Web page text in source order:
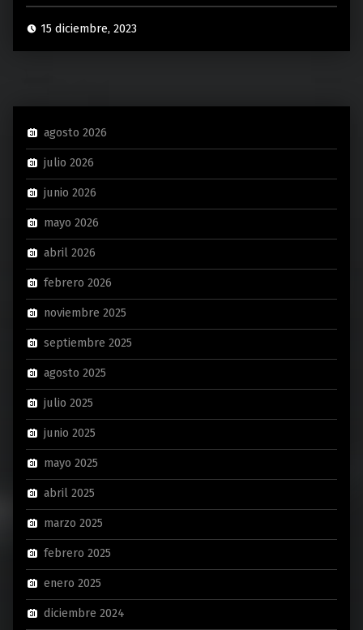
15 diciembre, 2023
agosto 2026
julio 2026
junio 2026
mayo 2026
abril 2026
febrero 2026
noviembre 2025
septiembre 2025
agosto 2025
julio 2025
junio 2025
mayo 2025
abril 2025
marzo 2025
febrero 2025
enero 2025
diciembre 2024